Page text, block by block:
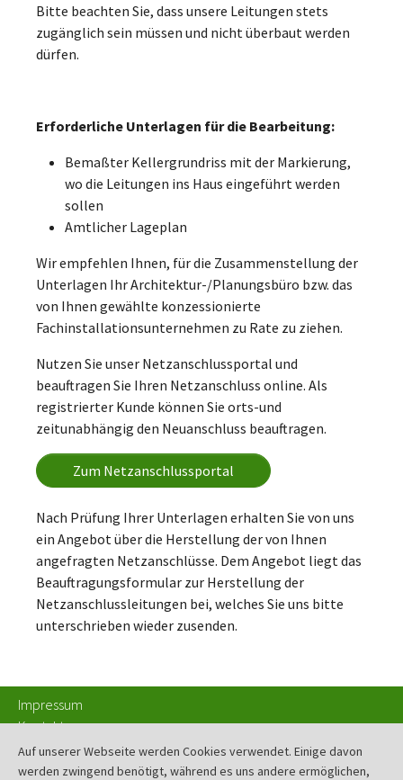
Bitte beachten Sie, dass unsere Leitungen stets
zugänglich sein müssen und nicht überbaut werden
dürfen.­
Erforderliche Unterlagen für die Bearbeitung:
Bemaßter Kellergrundriss mit der Markierung,
wo die Leitungen ins Haus eingeführt werden
sollen
Amtlicher Lageplan
Wir empfehlen Ihnen, für die Zusammenstellung der
Unterlagen Ihr Architektur-/Planungsbüro bzw. das
von Ihnen gewählte konzessionierte
Fachinstallationsunternehmen zu Rate zu ziehen.
Nutzen Sie unser Netzanschlussportal und
beauftragen Sie Ihren Netzanschluss online. Als
registrierter Kunde können Sie orts-und
zeitunabhängig den Neuanschluss beauftragen.
Zum Netzanschlussportal
Nach Prüfung Ihrer Unterlagen erhalten Sie von uns
ein Angebot über die Herstellung der von Ihnen
angefragten Netzanschlüsse. Dem Angebot liegt das
Beauftragungsformular zur Herstellung der
Netzanschlussleitungen bei, welches Sie uns bitte
unterschrieben wieder zusenden.
Impressum
Kontakt
Datenschutz
Disclaimer
Auf unserer Webseite werden Cookies verwendet. Einige davon
werden zwingend benötigt, während es uns andere ermöglichen,